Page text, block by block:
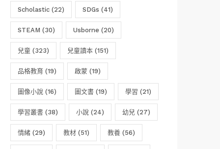
Scholastic (22) SDGs (41)
STEAM (30) Usborne (20)
兒童 (323) 兒童讀本 (151)
品格教育 (19) 啟蒙 (19)
圖像小說 (16) 圖文書 (19) 學習 (21)
學習叢書 (38) 小說 (24) 幼兒 (27)
情緒 (29) 教材 (51) 教養 (56)